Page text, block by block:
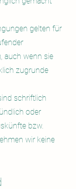
gelten für
auch wenn sie
zugrunde
schriftlich
oder
bzw.
wir keine